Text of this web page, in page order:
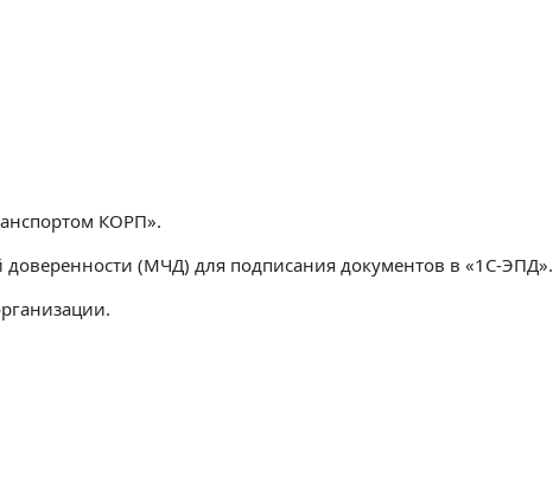
КОРП».
(МЧД) для подписания документов в «1С-ЭПД».